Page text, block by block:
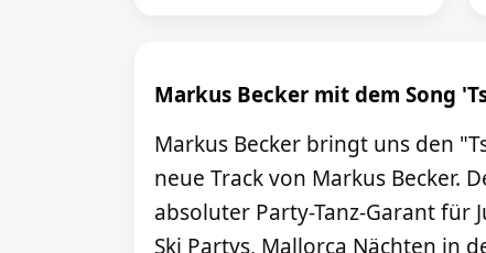
Markus Becker mit dem Song
Markus Becker bringt uns den
neue Track von Markus Becker.
absoluter Party-Tanz-Garant für
Ski Partys, Mallorca Nächten in